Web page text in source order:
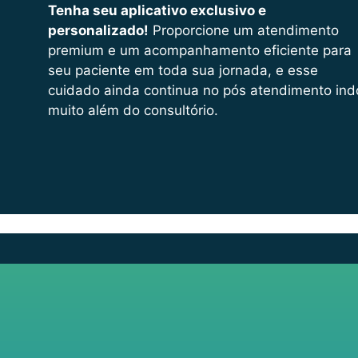
Tenha seu aplicativo exclusivo e
personalizado! Proporcione um atendimento
premium e um acompanhamento eficiente para
seu paciente em toda sua jornada, e esse
cuidado ainda continua no pós atendimento
muito além do consultório.